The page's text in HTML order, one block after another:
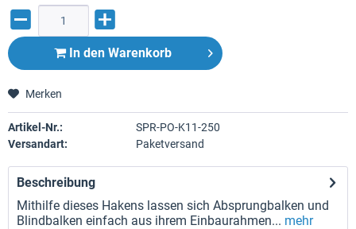
In den Warenkorb
Merken
Artikel-Nr.:
SPR-PO-K11-250
Versandart:
Paketversand
Beschreibung
Mithilfe dieses Hakens lassen sich Absprungbalken und
Blindbalken einfach aus ihrem Einbaurahmen... mehr